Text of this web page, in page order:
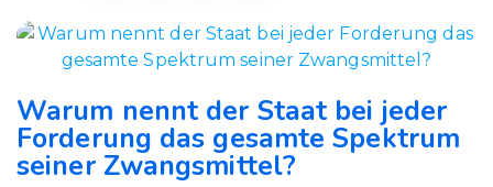
Warum nennt der Staat bei jeder
Forderung das gesamte Spektrum
seiner Zwangsmittel?